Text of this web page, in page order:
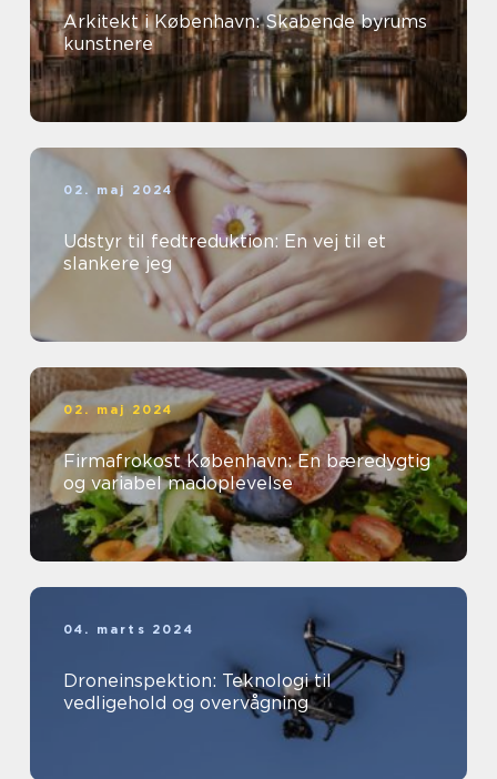
Arkitekt i København: Skabende byrums
kunstnere
02. maj 2024
Udstyr til fedtreduktion: En vej til et
slankere jeg
02. maj 2024
Firmafrokost København: En bæredygtig
og variabel madoplevelse
04. marts 2024
Droneinspektion: Teknologi til
vedligehold og overvågning